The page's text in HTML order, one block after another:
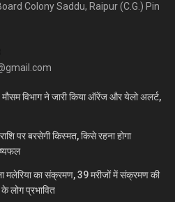
Colony Saddu, Raipur (C.G.) Pin
विभाग ने जारी किया ऑरेंज और येलो अलर्ट,
पर बरसेगी किस्मत, किसे रहना होगा
मलेरिया का संक्रमण, 39 मरीजों में संक्रमण की
लोग प्रभावित